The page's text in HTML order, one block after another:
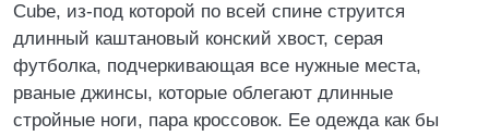
Cube, из-под которой по всей спине струится
длинный каштановый конский хвост, серая
футболка, подчеркивающая все нужные места,
рваные джинсы, которые облегают длинные
стройные ноги, пара кроссовок. Ее одежда как бы